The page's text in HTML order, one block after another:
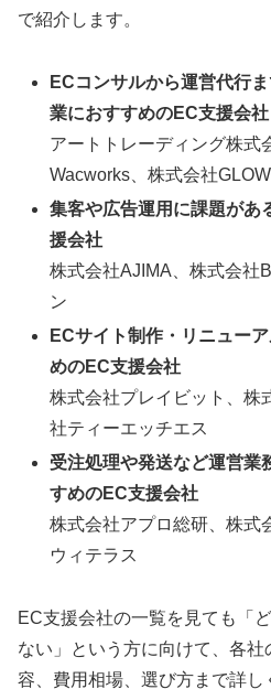
で紹介します。
ECコンサルから運営代行
業におすすめのEC支援会社
アートトレーディング株式
Wacworks、株式会社
集客や広告運用に課題があ
援会社
株式会社AJIMA、株式会社
ン
ECサイト制作・リニュー
めのEC支援会社
株式会社プレイビット、株
社ティーエッチエス
受注処理や発送など運営業
すめのEC支援会社
株式会社アプロ総研、株式
ウィテラス
EC支援会社の一覧を見ても「
ない」という方に向けて、各
容、費用相場、選び方まで詳